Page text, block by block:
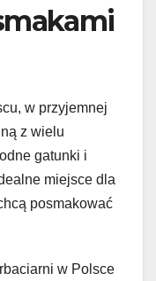
w przyjemnej
z wielu
gatunki i
miejsce dla
posmakować
w Polsce